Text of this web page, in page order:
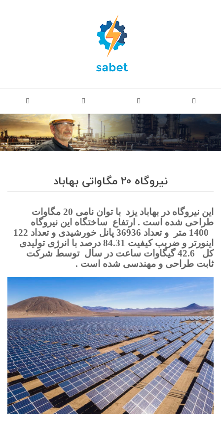
نیروگاه 20 مگاواتی بهاباد
این نیروگاه در بهاباد یزد
با توان نامی 20 مگاوات
طراحی شده است . ارتفاع ساختگاه این نیروگاه
1400 متر
و تعداد 36936 پانل خورشیدی و تعداد 122
اینورتر و ضریب کیفیت 84.31 درصد با انرژی تولیدی
کل
42.6 گیگاوات ساعت در سال
توسط شرکت
ثابت طراحی و مهندسی شده است .